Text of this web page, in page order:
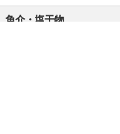
魚介・塩干物